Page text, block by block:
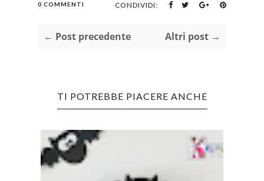
0 COMMENTI CONDIVIDI:
← Post precedente Altri post →
TI POTREBBE PIACERE ANCHE